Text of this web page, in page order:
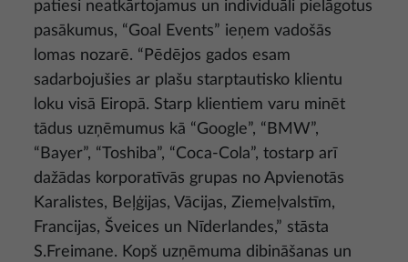
patiesi neatkārtojamus un individuāli pielāgotus
pasākumus, “Goal Events” ieņem vadošās
lomas nozarē. “Pēdējos gados esam
sadarbojušies ar plašu starptautisko klientu
loku visā Eiropā. Starp klientiem varu minēt
tādus uzņēmumus kā “Google”, “BMW”,
“Bayer”, “Toshiba”, “Coca-Cola”, tostarp arī
dažādas korporatīvās grupas no Apvienotās
Karalistes, Beļģijas, Vācijas, Ziemeļvalstīm,
Francijas, Šveices un Nīderlandes,” stāsta
S.Freimane. Kopš uzņēmuma dibināšanas un